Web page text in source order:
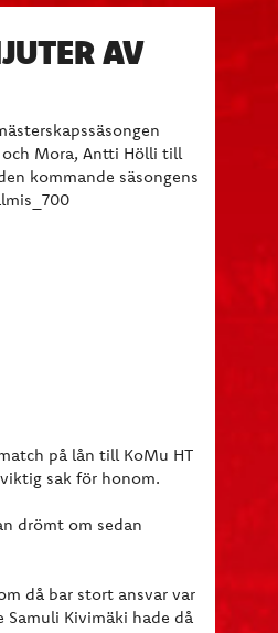
AV
Mora, Antti Hölli till
kommande säsongens
på lån till KoMu HT
sak för honom.
drömt om sedan
då bar stort ansvar var
Samuli Kivimäki hade då